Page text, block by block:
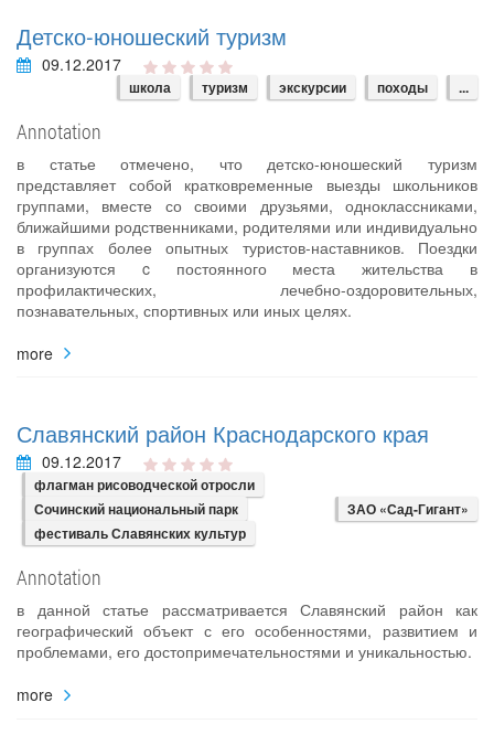
Детско-юношеский туризм
09.12.2017
школа туризм экскурсии походы ...
Annotation
в статье отмечено, что детско-юношеский туризм
представляет собой кратковременные выезды школьников
группами, вместе со своими друзьями, одноклассниками,
ближайшими родственниками, родителями или индивидуально
в группах более опытных туристов-наставников. Поездки
организуются c постоянного места жительства в
профилактических, лечебно-оздоровительных,
познавательных, спортивных или иных целях.
more
Славянский район Краснодарского края
09.12.2017
флагман рисоводческой отросли
Сочинский национальный парк
ЗАО «Сад-Гигант»
фестиваль Славянских культур
Annotation
в данной статье рассматривается Славянский район как
географический объект с его особенностями, развитием и
проблемами, его достопримечательностями и уникальностью.
more